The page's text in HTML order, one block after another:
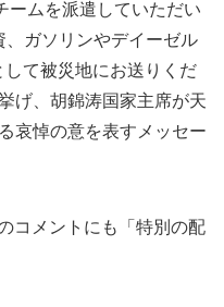
ームを派遣していただい
ガソリンやデイーゼル
て被災地にお送りくだ
げ、胡錦涛国家主席が天
哀悼の意を表すメッセー
コメントにも「特別の配